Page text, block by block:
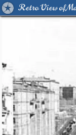
Retro View of